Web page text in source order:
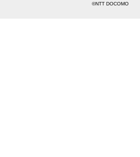
©NTT DOCOMO